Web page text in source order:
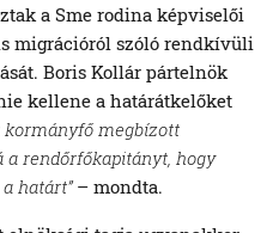
a Sme rodina képviselői
migrációról szóló rendkívüli
Boris Kollár pártelnök
kellene a határátkelőket
kormányfő megbízott
rendőrfőkapitányt, hogy
határt”– mondta.